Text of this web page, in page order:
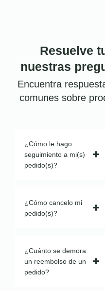
Resuelve
nuestras
Encuentra
comunes sobre
¿Cómo le hago
seguimiento a mi(s)
pedido(s)?
¿Cómo cancelo mi
pedido(s)?
¿Cuánto se demora
un reembolso de un
pedido?